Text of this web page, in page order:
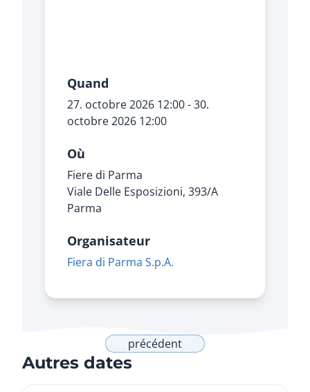
Quand
27. octobre 2026 12:00-30.
octobre 2026 12:00
Où
Fiere di Parma
Viale Delle Esposizioni, 393/A
Parma
Organisateur
Fiera di Parma S.p.A.
précédent
Autres dates